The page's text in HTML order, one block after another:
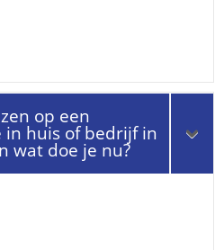
op een
in huis of bedrijf in
wat doe je nu?